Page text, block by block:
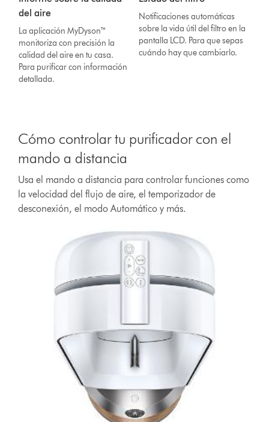
del aire
La aplicación MyDyson™
monitoriza con precisión la
calidad del aire en tu casa.
Para purificar con información
detallada.
Notificaciones automáticas
sobre la vida útil del filtro en la
pantalla LCD. Para que sepas
cuándo hay que cambiarlo.
Cómo controlar tu purificador con el
mando a distancia
Usa el mando a distancia para controlar funciones como
la velocidad del flujo de aire, el temporizador de
desconexión, el modo Automático y más.